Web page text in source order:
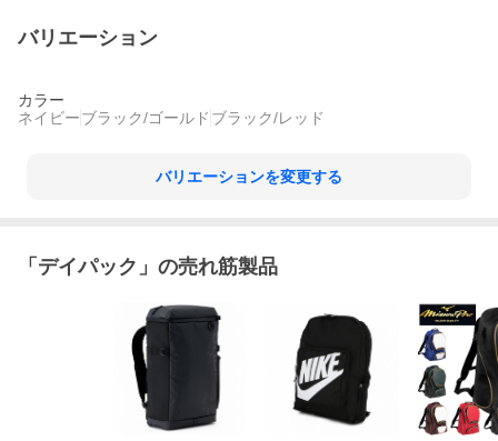
バリエーション
カラー
ネイビーブラック/ゴールド ブラック/レッド
バリエーションを変更する
「 デイパック 」の売れ筋製品